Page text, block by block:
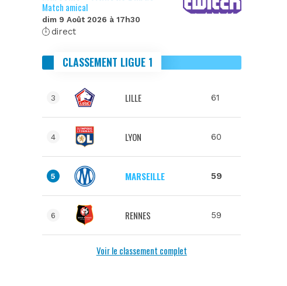
Match amical
dim 9 Août 2026 à 17h30
direct
CLASSEMENT LIGUE 1
3 LILLE 61
4 LYON 60
5 MARSEILLE 59
6 RENNES 59
Voir le classement complet